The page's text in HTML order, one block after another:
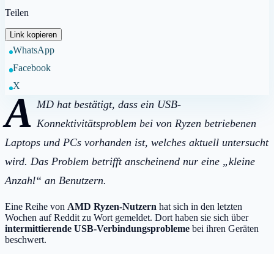
Teilen
Link kopieren
WhatsApp
Facebook
X
A MD hat bestätigt, dass ein USB-
Konnektivitätsproblem bei von Ryzen betriebenen
Laptops und PCs vorhanden ist, welches aktuell untersucht
wird. Das Problem betrifft anscheinend nur eine „kleine
Anzahl“ an Benutzern.
Eine Reihe von AMD Ryzen-Nutzern hat sich in den letzten
Wochen auf Reddit zu Wort gemeldet. Dort haben sie sich über
intermittierende USB-Verbindungsprobleme bei ihren Geräten
beschwert.